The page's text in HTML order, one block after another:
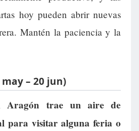
hoy pueden abrir nuevas
Mantén la paciencia y la
– 20 jun)
Aragón trae un aire de
para visitar alguna feria o